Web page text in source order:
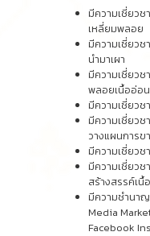
มีความเชี่ยว
เหลี่ยมพลอย
มีความเชี่ยว
นำมาเผา
มีความเชี่ยว
พลอยเนื้ออ่อน
มีความเชี่ยว
มีความเชี่ยวช
วางแผนการ
มีความเชี่ยว
มีความเชี่ยว
สร้างสรรค์เนื้
มีความชำนา
Media
Facebook